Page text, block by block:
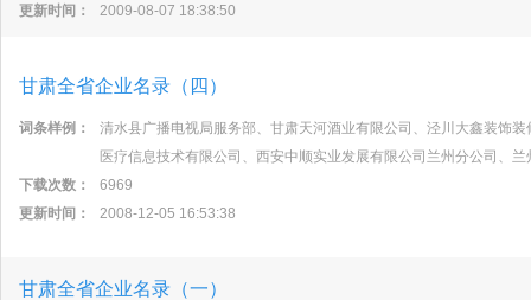
更新时间：
2009-08-07 18:38:50
甘肃全省企业名录（四）
词条样例：
清水县广播电视局服务部、甘肃天河酒业有限公司、泾川大鑫装饰
医疗信息技术有限公司、西安中顺实业发展有限公司兰州分公司、
下载次数：
6969
更新时间：
2008-12-05 16:53:38
甘肃全省企业名录（一）